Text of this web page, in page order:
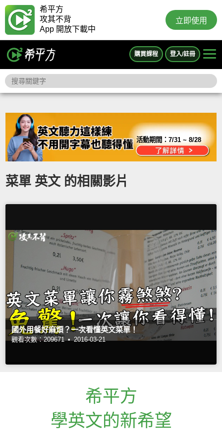
希平方
攻其不背
App 開放下載中
立即使用
購買課程 登入/註冊
活動期間：7/31 ~ 8/28
菜單 英文 的相關影片
國外用餐好麻煩？一次看懂英文菜單！
觀看次數：209671 • 2016-03-21
希平方
學英文的新希望